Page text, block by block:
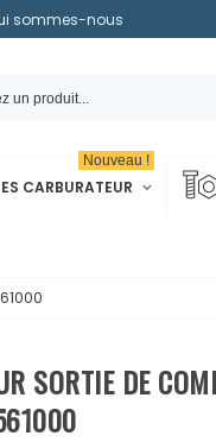
sommes-nous
CARBURATEUR
Nouveau !
SORTIE DE